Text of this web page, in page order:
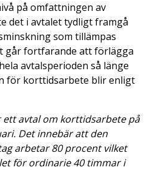
på omfattningen av
det i avtalet tydligt framgå
som tillämpas
går fortfarande att förlägga
avtalsperioden så länge
för korttidsarbete blir enligt
avtal om korttidsarbete på
Det innebär att den
arbetar 80 procent vilket
för ordinarie 40 timmar i